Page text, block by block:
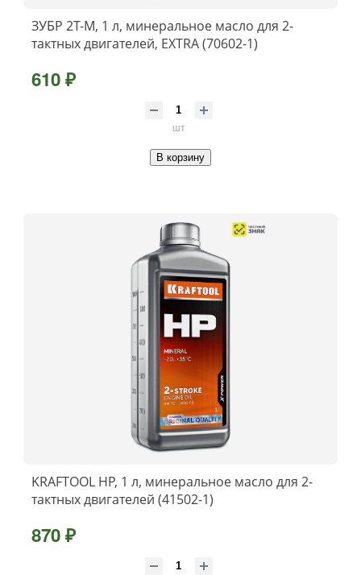
ЗУБР 2Т-М, 1 л, минеральное масло для 2-
тактных двигателей, EXTRA (70602-1)
610 ₽
шт
В корзину
KRAFTOOL HP, 1 л, минеральное масло для 2-
тактных двигателей (41502-1)
870 ₽